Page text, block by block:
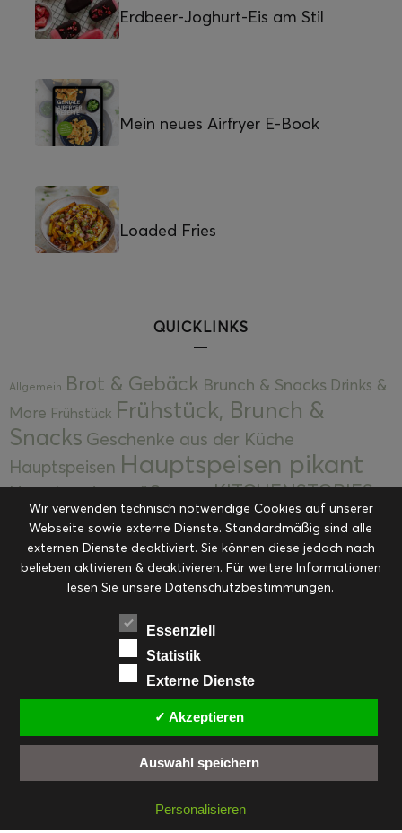
Erdbeer-Joghurt-Eis am Stil
Mein neues Airfryer E-Book
Loaded Fries
QUICKLINKS
Allgemein Brot & Gebäck Brunch & Snacks Drinks &
More Frühstück Frühstück, Brunch &
Snacks Geschenke aus der Küche
Hauptspeisen Hauptspeisen pikant
Hauptspeisen süßKekseKITCHENSTORIES
Kuchen, Torten & Desserts Kuchen und
Desserts Kulinarik Kulinarische Mitbringsel &
Eingemachtes Ohne Kategorie Ostern Resteküche
RezepteSaisonalSliderStartseite
Suppen, Salate & Vorspeisen
Vorspeisen, Salate & Suppen
Weihnachten Workshops & Events
FACEBOOK PINTEREST
EMAIL
INSTAGRAM
Wir verwenden technisch notwendige Cookies auf unserer
Webseite sowie externe Dienste. Standardmäßig sind alle
externen Dienste deaktiviert. Sie können diese jedoch nach
belieben aktivieren & deaktivieren. Für weitere Informationen
lesen Sie unsere Datenschutzbestimmungen.
Essenziell
Statistik
Externe Dienste
✓ Akzeptieren
Auswahl speichern
Personalisieren